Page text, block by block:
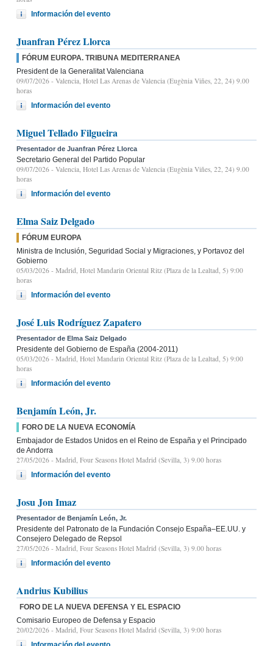
Información del evento
Juanfran Pérez Llorca
FÓRUM EUROPA. TRIBUNA MEDITERRANEA
President de la Generalitat Valenciana
09/07/2026 - Valencia, Hotel Las Arenas de Valencia (Eugènia Viñes, 22, 24) 9.00
horas
Información del evento
Miguel Tellado Filgueira
Presentador de Juanfran Pérez Llorca
Secretario General del Partido Popular
09/07/2026 - Valencia, Hotel Las Arenas de Valencia (Eugènia Viñes, 22, 24) 9.00
horas
Información del evento
Elma Saiz Delgado
FÓRUM EUROPA
Ministra de Inclusión, Seguridad Social y Migraciones, y Portavoz del
Gobierno
05/03/2026 - Madrid, Hotel Mandarin Oriental Ritz (Plaza de la Lealtad, 5) 9:00
horas
Información del evento
José Luis Rodríguez Zapatero
Presentador de Elma Saiz Delgado
Presidente del Gobierno de España (2004-2011)
05/03/2026 - Madrid, Hotel Mandarin Oriental Ritz (Plaza de la Lealtad, 5) 9:00
horas
Información del evento
Benjamín León, Jr.
FORO DE LA NUEVA ECONOMÍA
Embajador de Estados Unidos en el Reino de España y el Principado
de Andorra
27/05/2026 - Madrid, Four Seasons Hotel Madrid (Sevilla, 3) 9.00 horas
Información del evento
Josu Jon Imaz
Presentador de Benjamín León, Jr.
Presidente del Patronato de la Fundación Consejo España–EE.UU. y
Consejero Delegado de Repsol
27/05/2026 - Madrid, Four Seasons Hotel Madrid (Sevilla, 3) 9.00 horas
Información del evento
Andrius Kubilius
FORO DE LA NUEVA DEFENSA Y EL ESPACIO
Comisario Europeo de Defensa y Espacio
20/02/2026 - Madrid, Four Seasons Hotel Madrid (Sevilla, 3) 9:00 horas